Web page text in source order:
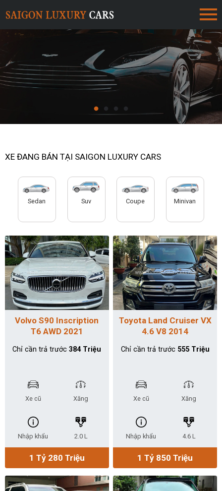
XE ĐANG BÁN TẠI SAIGON LUXURY CARS
Sedan Suv Coupe Minivan
Volvo S90 Inscription
T6 AWD 2021
Chỉ cần trả trước384 Triệu
Xe cũ Xăng
Nhập khẩu 2.0 L
1 Tỷ 280 Triệu
Toyota Land Cruiser VX
4.6 V8 2014
Chỉ cần trả trước 555 Triệu
Xe cũ Xăng
Nhập khẩu 4.6 L
1 Tỷ 850 Triệu